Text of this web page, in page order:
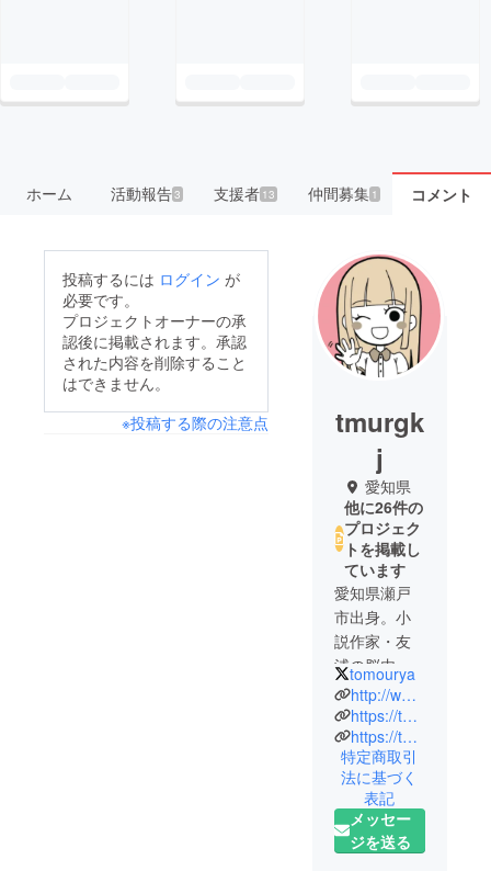
ホーム 活動報告3 支援者 13 仲間募集 1 コメント
投稿するには ログイン が
必要です。
プロジェクトオーナーの承
認後に掲載されます。承認
された内容を削除すること
はできません。
※投稿する際の注意点
tmurgk
j
愛知県
他に26件の
プロジェク
トを掲載し
ています
愛知県瀬戸
市出身。小
説作家・友
浦の脳内に
広がる、独
特の世界観
に皆様を巻
き込むべ
く、挿絵付
きの小説を
発表してい
ます。
tomourya
http://www.tmur.jp
https://twitter.com/tomourya
https://tmur.fanbox.cc/
特定商取引
法に基づく
表記
メッセー
ジを送る